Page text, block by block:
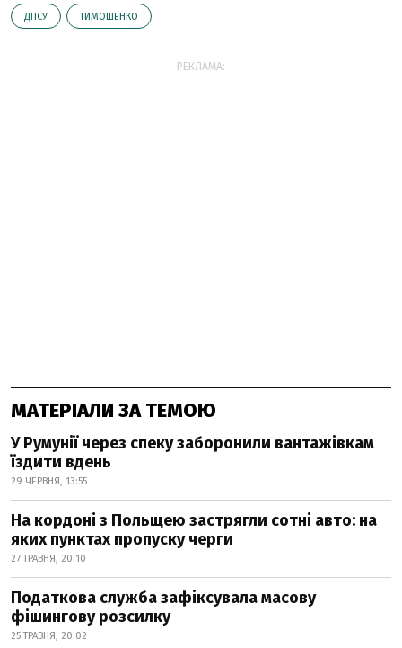
ДПСУ ТИМОШЕНКО
РЕКЛАМА:
МАТЕРІАЛИ ЗА ТЕМОЮ
У Румунії через спеку заборонили вантажівкам
їздити вдень
29 ЧЕРВНЯ, 13:55
На кордоні з Польщею застрягли сотні авто: на
яких пунктах пропуску черги
27 ТРАВНЯ, 20:10
Податкова служба зафіксувала масову
фішингову розсилку
25 ТРАВНЯ, 20:02